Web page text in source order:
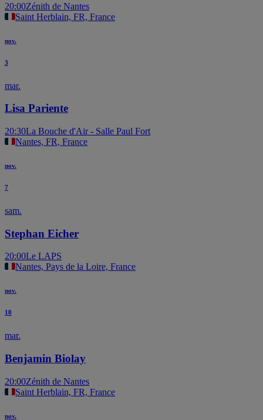
20:00Zénith de Nantes
Saint Herblain, FR, France
nov.
3
mar.
Lisa Pariente
20:30La Bouche d'Air - Salle Paul Fort
Nantes, FR, France
nov.
7
sam.
Stephan Eicher
20:00Le LAPS
Nantes, Pays de la Loire, France
nov.
10
mar.
Benjamin Biolay
20:00Zénith de Nantes
Saint Herblain, FR, France
nov.